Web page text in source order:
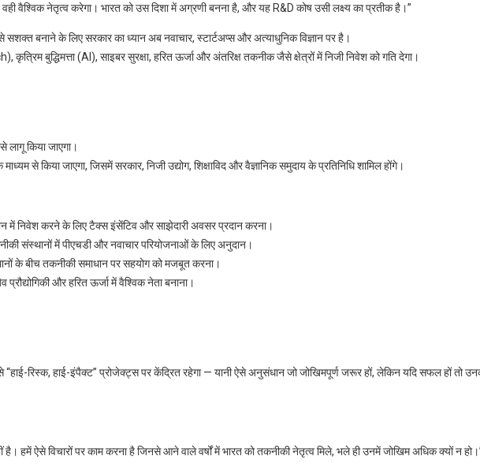
वैश्विक नेतृत्व करेगा। भारत को उस दिशा में अग्रणी बनना है, और यह R&D कोष उसी लक्ष्य का प्रतीक है।”
बनाने के लिए सरकार का ध्यान अब नवाचार, स्टार्टअप्स और अत्याधुनिक विज्ञान पर है।
बुद्धिमत्ता (AI), साइबर सुरक्षा, हरित ऊर्जा और अंतरिक्ष तकनीक जैसे क्षेत्रों में निजी निवेश को गति देगा।
लागू किया जाएगा।
से किया जाएगा, जिसमें सरकार, निजी उद्योग, शिक्षाविद और वैज्ञानिक समुदाय के प्रतिनिधि शामिल होंगे।
में निवेश करने के लिए टैक्स इंसेंटिव और साझेदारी अवसर प्रदान करना।
संस्थानों में पीएचडी और नवाचार परियोजनाओं के लिए अनुदान।
के बीच तकनीकी समाधान पर सहयोग को मजबूत करना।
प्रौद्योगिकी और हरित ऊर्जा में वैश्विक नेता बनाना।
रिस्क, हाई-इंपैक्ट” प्रोजेक्ट्स पर केंद्रित रहेगा — यानी ऐसे अनुसंधान जो जोखिमपूर्ण जरूर हों, लेकिन यदि सफल हों तो
है। हमें ऐसे विचारों पर काम करना है जिनसे आने वाले वर्षों में भारत को तकनीकी नेतृत्व मिले, भले ही उनमें जोखिम अधिक क्यों न